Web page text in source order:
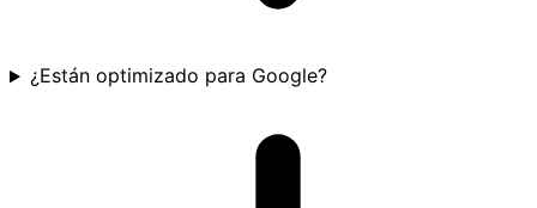
¿Están optimizado para Google?